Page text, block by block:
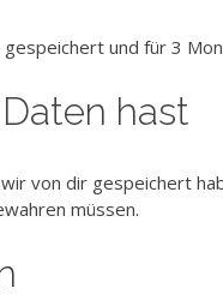
und für 3
hast
von dir gespeichert
müssen.